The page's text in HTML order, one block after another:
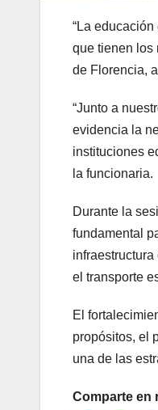
“La
que tienen los
de Florencia,
“Junto a
evidencia la
instituciones
la funcionaria.
Durante la
fundamental
el transporte
El
propósitos, el
una de las
Comparte en